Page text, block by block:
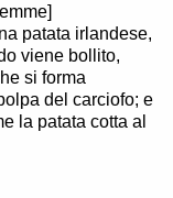
patata irlandese,
viene bollito,
si forma
del carciofo; e
la patata cotta al